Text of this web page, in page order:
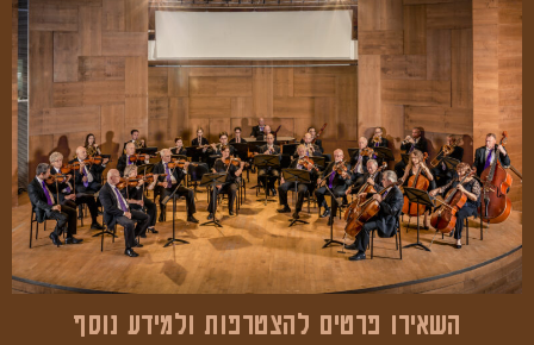
השאירו פרטים להצטרפות ולמידע נוסף